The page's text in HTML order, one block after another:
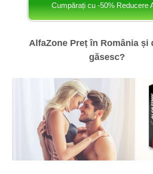
Cumpărați cu -50% Reducere
AlfaZone Preț în România și
găsesc?